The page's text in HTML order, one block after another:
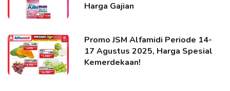
Harga Gajian
Promo JSM Alfamidi Periode 14-
17 Agustus 2025, Harga Spesial
Kemerdekaan!